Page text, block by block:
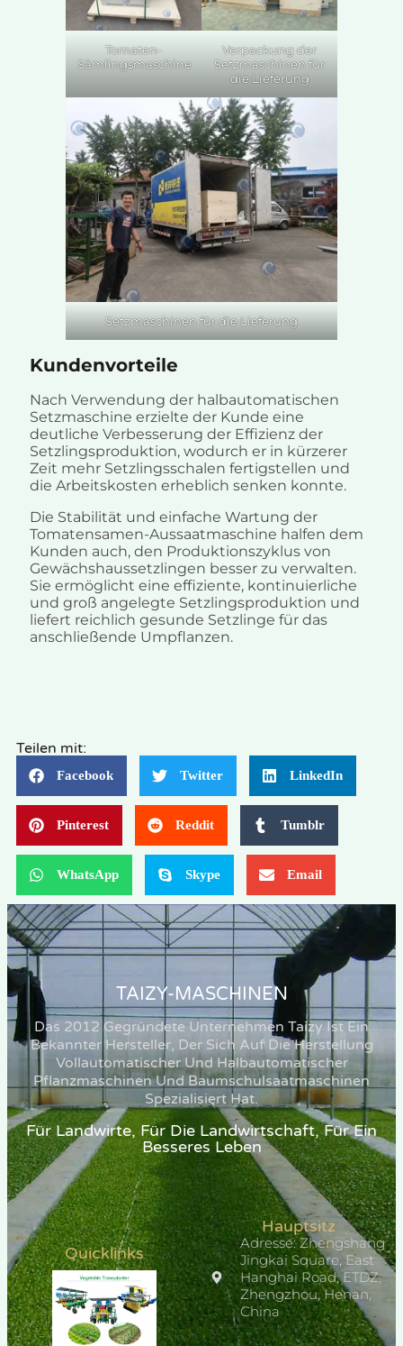
Tomaten-
Sämlingsmaschine
Verpackung der
Setzmaschinen für
die Lieferung
Setzmaschinen für die Lieferung
Kundenvorteile
Nach Verwendung der halbautomatischen
Setzmaschine erzielte der Kunde eine
deutliche Verbesserung der Effizienz der
Setzlingsproduktion, wodurch er in kürzerer
Zeit mehr Setzlingsschalen fertigstellen und
die Arbeitskosten erheblich senken konnte.
Die Stabilität und einfache Wartung der
Tomatensamen-Aussaatmaschine halfen dem
Kunden auch, den Produktionszyklus von
Gewächshaussetzlingen besser zu verwalten.
Sie ermöglicht eine effiziente, kontinuierliche
und groß angelegte Setzlingsproduktion und
liefert reichlich gesunde Setzlinge für das
anschließende Umpflanzen.
Teilen mit:
Facebook Twitter LinkedIn
Pinterest Reddit Tumblr
WhatsApp Skype Email
TAIZY-MASCHINEN
Das 2012 Gegründete Unternehmen Taizy Ist Ein
Bekannter Hersteller, Der Sich Auf Die Herstellung
Vollautomatischer Und Halbautomatischer
Pflanzmaschinen Und Baumschulsaatmaschinen
Spezialisiert Hat.
Für Landwirte, Für Die Landwirtschaft, Für Ein
Besseres Leben
Quicklinks
Hauptsitz
Adresse: Zhengshang
Jingkai Square, East
Hanghai Road, ETDZ,
Zhengzhou, Henan,
China